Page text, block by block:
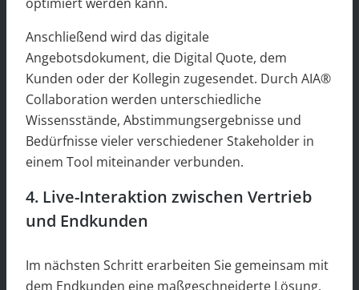
optimiert werden kann.
Anschließend wird das digitale
Angebotsdokument, die Digital Quote, dem
Kunden oder der Kollegin zugesendet. Durch AIA®
Collaboration werden unterschiedliche
Wissensstände, Abstimmungsergebnisse und
Bedürfnisse vieler verschiedener Stakeholder in
einem Tool miteinander verbunden.
4. Live-Interaktion zwischen Vertrieb
und Endkunden
Im nächsten Schritt erarbeiten Sie gemeinsam mit
dem Endkunden eine maßgeschneiderte Lösung,